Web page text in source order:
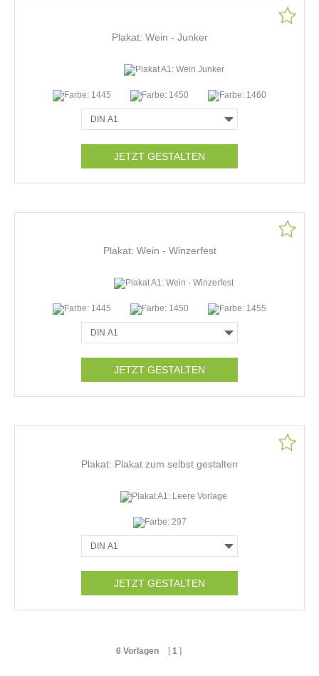
Plakat: Wein - Junker
JETZT GESTALTEN
Plakat: Wein - Winzerfest
JETZT GESTALTEN
Plakat: Plakat zum selbst gestalten
JETZT GESTALTEN
6 Vorlagen [ 1 ]